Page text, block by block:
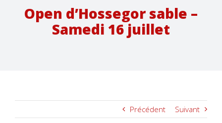
Open d’Hossegor sable –
Samedi 16 juillet
Précédent Suivant